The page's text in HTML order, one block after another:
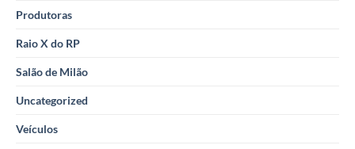
Produtoras
Raio X do RP
Salão de Milão
Uncategorized
Veículos